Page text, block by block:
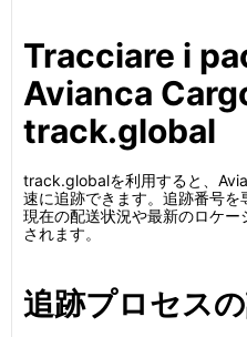
Tracciare i
Avianca
track.global
track.globalを利用すると、
速に追跡できます。追跡番号を
現在の配送状況や最新のロケ
されます。
追跡プロセス